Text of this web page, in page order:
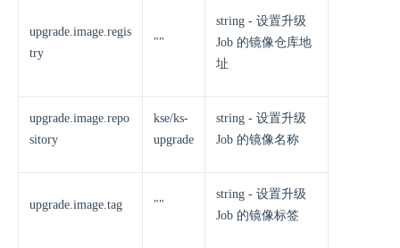
upgrade.image.regis
try
""
string - 设置升级
Job 的镜像仓库地
址
upgrade.image.repo
sitory
kse/ks-
upgrade
string - 设置升级
Job 的镜像名称
upgrade.image.tag ""
string - 设置升级
Job 的镜像标签